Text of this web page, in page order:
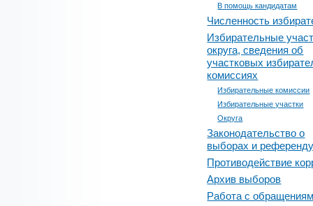
В помощь кандидатам
Численность
Избирательные
округа, сведения об
участковых
комиссиях
Избирательные комиссии
Избирательные участки
Округа
Законодательство о
выборах и
Противодействие
Архив выборов
Работа с